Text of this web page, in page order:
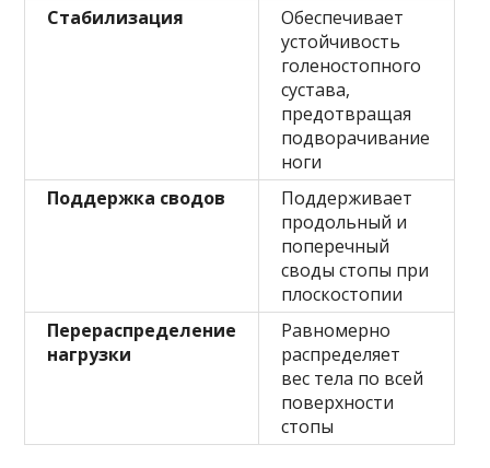
Стабилизация
Обеспечивает
устойчивость
голеностопного
сустава,
предотвращая
подворачивание
ноги
Поддержка сводов
Поддерживает
продольный и
поперечный
своды стопы при
плоскостопии
Перераспределение
нагрузки
Равномерно
распределяет
вес тела по всей
поверхности
стопы